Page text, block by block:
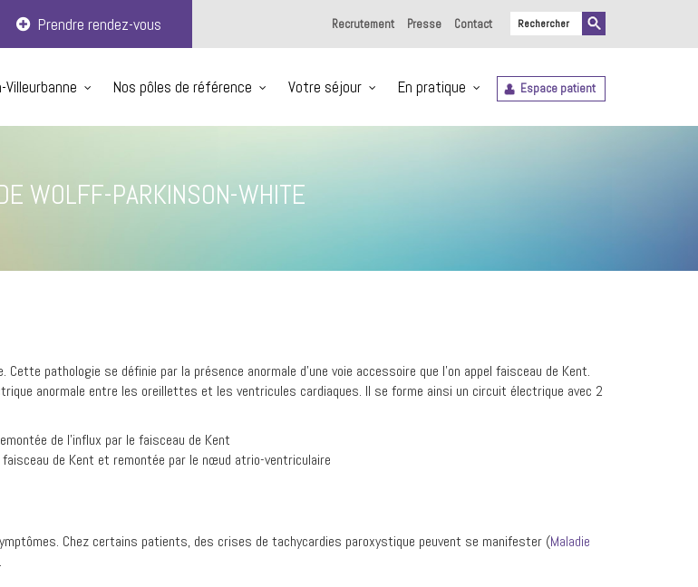
Prendre rendez-vous Recrutement Presse Contact
Villeurbanne Nos pôles de référence Votre séjour En pratique Espace patient
WOLFF-PARKINSON-WHITE
pathologie se définie par la présence anormale d’une voie accessoire que l’on appel faisceau de Kent.
anormale entre les oreillettes et les ventricules cardiaques. Il se forme ainsi un circuit électrique avec 2
de l’influx par le faisceau de Kent
de Kent et remontée par le nœud atrio-ventriculaire
Chez certains patients, des crises de tachycardies paroxystique peuvent se manifester (Maladie